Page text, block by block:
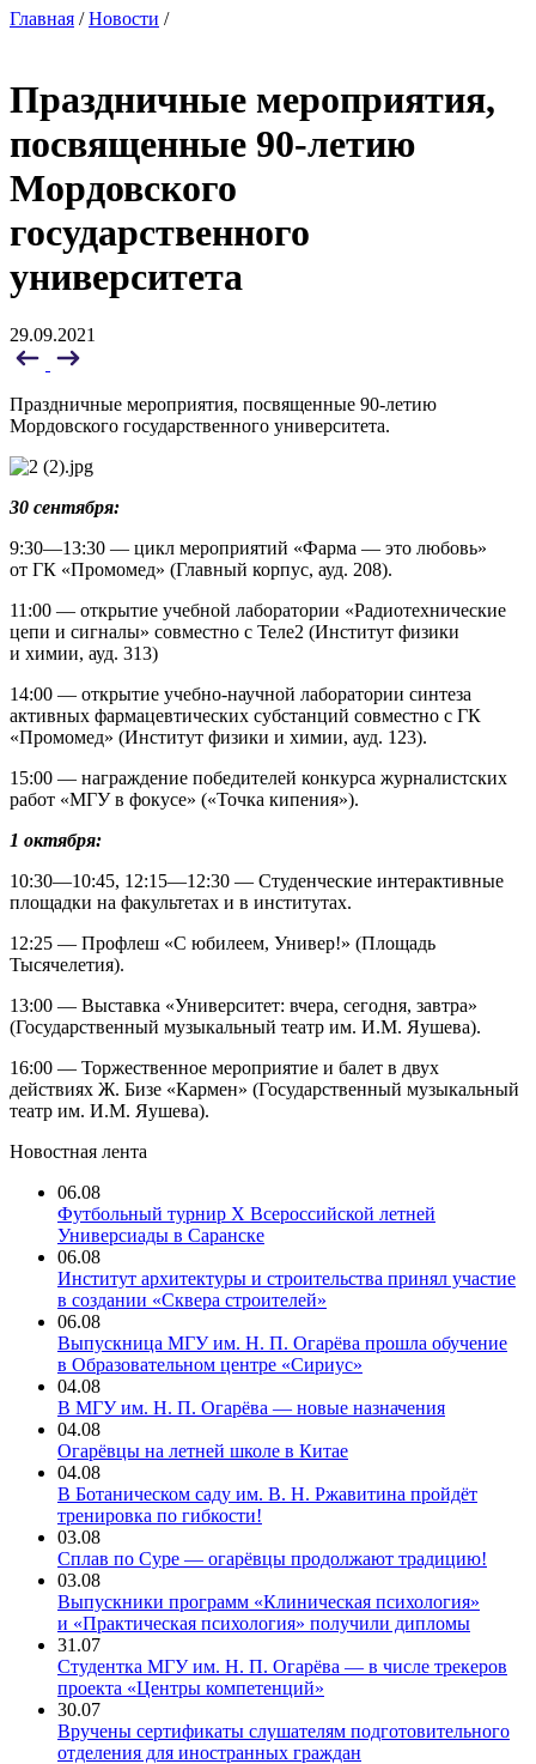
Главная /Новости /
Праздничные мероприятия,
посвященные 90-летию
Мордовского
государственного
университета
29.09.2021
Праздничные мероприятия, посвященные 90-летию
Мордовского государственного университета.
30 сентября:
9:30—13:30 — цикл мероприятий «Фарма — это любовь»
от ГК «Промомед» (Главный корпус, ауд. 208).
11:00 — открытие учебной лаборатории «Радиотехнические
цепи и сигналы» совместно с Теле2 (Институт физики
и химии, ауд. 313)
14:00 — открытие учебно-научной лаборатории синтеза
активных фармацевтических субстанций совместно с ГК
«Промомед» (Институт физики и химии, ауд. 123).
15:00 — награждение победителей конкурса журналистских
работ «МГУ в фокусе» («Точка кипения»).
1 октября:
10:30—10:45, 12:15—12:30 — Студенческие интерактивные
площадки на факультетах и в институтах.
12:25 — Профлеш «С юбилеем, Универ!» (Площадь
Тысячелетия).
13:00 — Выставка «Университет: вчера, сегодня, завтра»
(Государственный музыкальный театр им. И.М. Яушева).
16:00 — Торжественное мероприятие и балет в двух
действиях Ж. Бизе «Кармен» (Государственный музыкальный
театр им. И.М. Яушева).
Новостная лента
06.08
Футбольный турнир X Всероссийской летней
Универсиады в Саранске
06.08
Институт архитектуры и строительства принял участие
в создании «Сквера строителей»
06.08
Выпускница МГУ им. Н. П. Огарёва прошла обучение
в Образовательном центре «Сириус»
04.08
В МГУ им. Н. П. Огарёва — новые назначения
04.08
Огарёвцы на летней школе в Китае
04.08
В Ботаническом саду им. В. Н. Ржавитина пройдёт
тренировка по гибкости!
03.08
Сплав по Суре — огарёвцы продолжают традицию!
03.08
Выпускники программ «Клиническая психология»
и «Практическая психология» получили дипломы
31.07
Студентка МГУ им. Н. П. Огарёва — в числе трекеров
проекта «Центры компетенций»
30.07
Вручены сертификаты слушателям подготовительного
отделения для иностранных граждан